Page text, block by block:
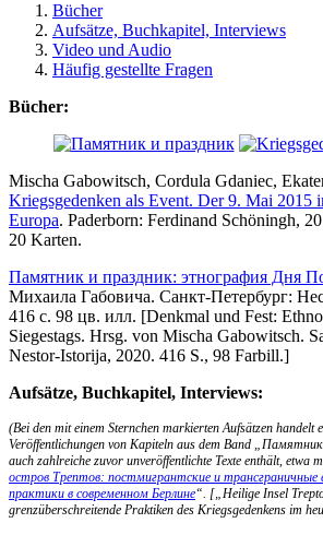
Bücher
Aufsätze, Buchkapitel, Interviews
Video und Audio
Häufig gestellte Fragen
Bücher:
Mischa Gabowitsch, Cordula Gdaniec,
Kriegsgedenken als Event. Der 9. Mai 2015
Europa. Paderborn: Ferdinand Schöningh,
20 Karten.
Памятник и праздник: этнография Дня
Михаила Габовича. Санкт-Петербург:
416 с. 98 цв. илл. [Denkmal und Fest:
Siegestags. Hrsg. von Mischa Gabowitsch.
Nestor-Istorija, 2020. 416 S., 98 Farbill.]
Aufsätze, Buchkapitel, Interviews:
(Bei den miteinem Sternchen markierten Aufsätzen handelt
Veröffentlichungen von Kapiteln aus dem Band
auch zahlreiche zuvor unveröffentlichte Texte enthält, etwa
остров Трептов: постмигрантские и трансграничные
практики в современном Берлине“. [„Heilige Insel
grenzüberschreitende Praktiken des Kriegsgedenkens im